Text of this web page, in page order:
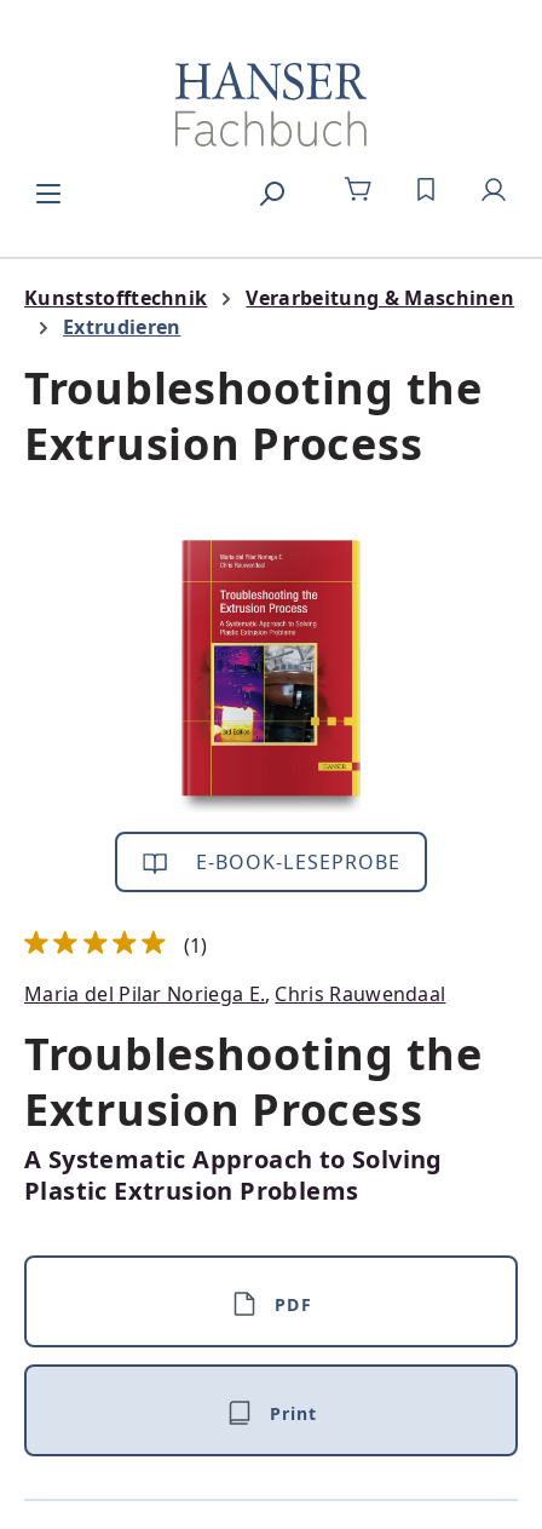
DU HAST 0
Kunststofftechnik
Verarbeitung & Maschinen
Extrudieren
Troubleshooting the
Extrusion Process
Bildergalerie überspringen
E-BOOK-LESEPROBE
(1)
Maria del Pilar Noriega E., Chris Rauwendaal
Troubleshooting the
Extrusion Process
A Systematic Approach to Solving
Plastic Extrusion Problems
PDF
Print